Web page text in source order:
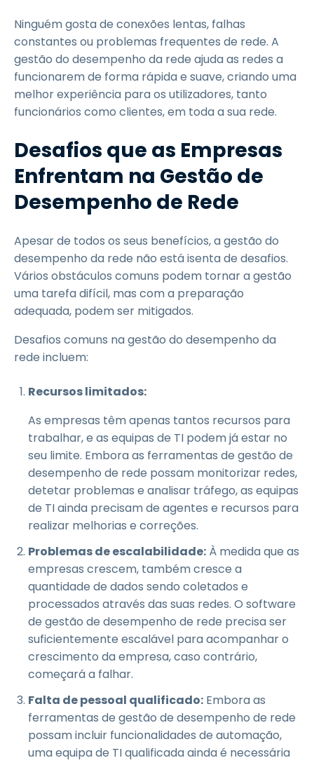
Ninguém gosta de conexões lentas, falhas
constantes ou problemas frequentes de rede. A
gestão do desempenho da rede ajuda as redes a
funcionarem de forma rápida e suave, criando uma
melhor experiência para os utilizadores, tanto
funcionários como clientes, em toda a sua rede.
Desafios que as Empresas
Enfrentam na Gestão de
Desempenho de Rede
Apesar de todos os seus benefícios, a gestão do
desempenho da rede não está isenta de desafios.
Vários obstáculos comuns podem tornar a gestão
uma tarefa difícil, mas com a preparação
adequada, podem ser mitigados.
Desafios comuns na gestão do desempenho da
rede incluem:
Recursos limitados:
As empresas têm apenas tantos recursos para
trabalhar, e as equipas de TI podem já estar no
seu limite. Embora as ferramentas de gestão de
desempenho de rede possam monitorizar redes,
detetar problemas e analisar tráfego, as equipas
de TI ainda precisam de agentes e recursos para
realizar melhorias e correções.
Problemas de escalabilidade: À medida que as
empresas crescem, também cresce a
quantidade de dados sendo coletados e
processados através das suas redes. O software
de gestão de desempenho de rede precisa ser
suficientemente escalável para acompanhar o
crescimento da empresa, caso contrário,
começará a falhar.
Falta de pessoal qualificado: Embora as
ferramentas de gestão de desempenho de rede
possam incluir funcionalidades de automação,
uma equipa de TI qualificada ainda é necessária